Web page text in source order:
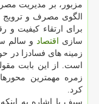
مزبور، بر مدیریت
الگوی مصرف و ترویج
سازی اقتصاد و سالم
زمینه های فسادزا در
است. از این بابت
زمره مهمترین
كرد.
سیف با اشاره به